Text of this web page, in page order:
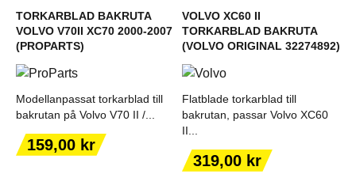
TORKARBLAD BAKRUTA
VOLVO V70II XC70 2000-2007
(PROPARTS)
Modellanpassat torkarblad till
bakrutan på Volvo V70 II /...
Pris
159,00 kr
VOLVO XC60 II
TORKARBLAD BAKRUTA
(VOLVO ORIGINAL 32274892)
Flatblade torkarblad till
bakrutan, passar Volvo XC60
II...
Pris
319,00 kr